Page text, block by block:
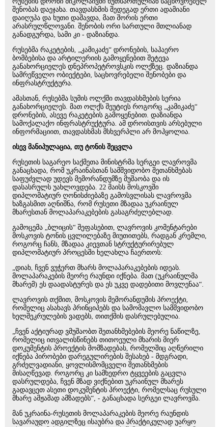
შენობას დაეჯახა. თავდასხმის შედეგად ერთი ადამიანი
დაიღუპა და ხუთი დაშავდა, მათ შორის ერთი
არასრულწლოვანი. შენობის ორი სართული მთლიანად
განადგურდა, სამი კი - დაზიანდა.
რუსებმა რაკეტების, „კამიკაძე“ დრონების, საჰაერო
ბომბებისა და არტილერიის გამოყენებით შეტევა
განახორციელეს დნეპროპეტროვსკის ოლქზეც. დაზიანდა
სამრეწველო ობიექტები, საცხოვრებელი შენობები და
ინფრასტრუქტურა.
ამასთან, რუსებმა სუმის ოლქში თავდასხმების სერია
განახორციელეს. მათ ოლქს შეუტიეს როგორც „კამიკაძე“
დრონების, ასევე რაკეტების გამოყენებით. დაზიანდა
სამოქალაქო ინფრასტრუქტურა. ამ დროისთვის არსებული
ინფორმაციით, თავდასხმას მსხვერპლი არ მოჰყოლია.
ისევ მანიპულაცია, თუ ტონის შეცვლა
რუსეთის საგარეო საქმეთა მინისტრმა სერგეი ლავროვმა
განაცხადა, რომ უკრაინასთან სამშვიდობო შეთანხმებას
საფუძვლად უდევს მემორანდუმზე მუშაობა და ის
დასასრულს უახლოვდება. 22 მაისს მოსკოვში
დიპლომატიურ ღონისძიებაზე გამოსვლისას ლავროვმა
ხაზგასმით აღნიშნა, რომ რუსეთი მზადაა უკრაინულ
მხარესთან მოლაპარაკებების გასაგრძელებლად.
გამოცემა „ბლიცის“ შეფასებით, ლავროვის კომენტარები
მოსკოვის ტონის ცვლილებაზე მიუთითებს, რადგან კრემლი,
როგორც ჩანს, მზადაა კიევთან სტრუქტურირებულ
დიპლომატიურ პროცესში ხელახლა ჩაერთოს:
„დიახ, ჩვენ ვუჭერთ მხარს მოლაპარაკებების იდეას.
მოლაპარაკების მეორე რაუნდი იქნება. მათ (უკრაინულმა
მხარემ) ეს დაადასტურეს და ეს უკვე დადებითი მოვლენაა“.
ლავროვის თქმით, მოსკოვის მემორანდუმის პროექტი,
რომელიც ასახავს პრინციპებს და სამომავლო სამშვიდობო
ხელშეკრულების ვადებს, თითქმის დასრულებულია.
„ჩვენ აქტიურად ვმუშაობთ შეთანხმებების მეორე ნაწილზე,
რომელიც ითვალისწინებს თითოეული მხარის მიერ
დოკუმენტის პროექტის მომზადებას, რომელშიც აღწერილი
იქნება პირობები დარეგულირების შესახებ - მდგრადი,
გრძელვადიანი, ყოვლისმომცველი შეთანხმების
მისაღწევად. როგორც კი სამხედრო ტყვეების გაცვლა
დასრულდება, ჩვენ მზად ვიქნებით უკრაინულ მხარეს
გადავცეთ ასეთი დოკუმენტის პროექტი, რომელსაც რუსული
მხარე ამჟამად ამზადებს“, - განაცხადა სერგეი ლავროვმა.
მან უკრაინა-რუსეთის მოლაპარაკების მეორე რაუნდის
სავარაუდო ადგილზეც ისაუბრა და პრაქტიკულად უარყო